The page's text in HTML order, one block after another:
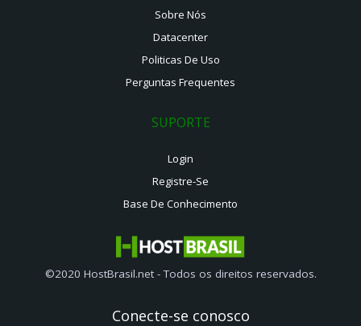
Sobre Nós
Datacenter
Politicas De Uso
Perguntas Frequentes
SUPORTE
Login
Registre-Se
Base De Conhecimento
©2020 HostBrasil.net - Todos os direitos reservados.
Conecte-se conosco